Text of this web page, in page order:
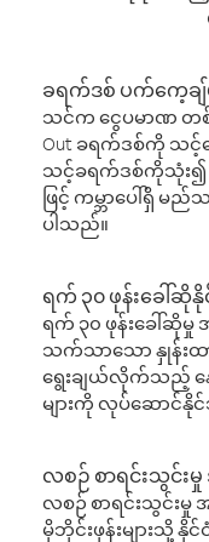
ခရက်ဒစ် ပက်ကေ့ချ်မ
သင်က ငွေပမာဏ တ
Out ခရက်ဒစ်ကို သ
သင့်ခရက်ဒစ်ကိုသုံး၍
ဖြင့် ကမ္ဘာပေါ်ရှိ
ပါသည်။
ရက် ၃၀ ဖုန်းခေါ်ဆို
ရက် ၃၀ ဖုန်းခေါ်ဆို
သက်သာသော နှုန်းထာ
ရွေးချယ်လိုက်သည့် န
များကို လုပ်ဆောင်နို
လစဉ် စာရင်းသွင်းမှု
လစဉ် စာရင်းသွင်းမှု
မိုဘိုင်းဖုန်းများသို့ နို